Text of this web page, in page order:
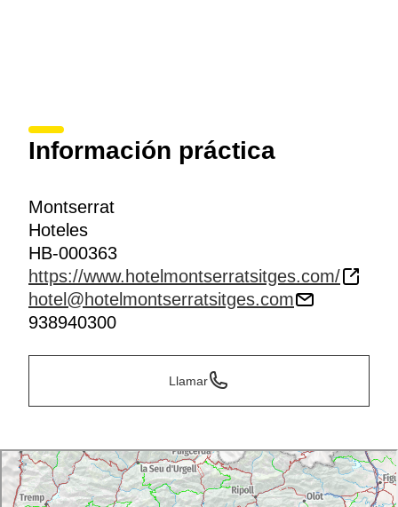
Información práctica
Montserrat
Hoteles
HB-000363
https://www.hotelmontserratsitges.com/
hotel@hotelmontserratsitges.com
938940300
Llamar